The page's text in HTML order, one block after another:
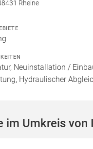
Rheine
Neuinstallation /
Hydraulischer
im Umkreis von